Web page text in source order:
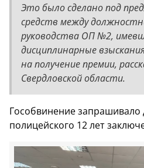
Это было сделано под
средств между
руководства ОП №2,
дисциплинарные
на получение премии,
Свердловской области.
Гособвинение
полицейского 12 лет